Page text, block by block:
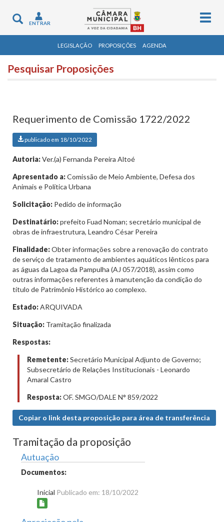
Toggle
navigation
ENTRAR
LEGISLAÇÃO PROPOSIÇÕES AGENDA
Pesquisar Proposições
Requerimento de Comissão 1722/2022
publicado em 18/10/2022
Autoria:Ver.(a) Fernanda Pereira Altoé
Apresentado a:Comissão de Meio Ambiente, Defesa dos
Animais e Política Urbana
Solicitação: Pedido de informação
Destinatário:prefeito Fuad Noman; secretário municipal de
obras de infraestrutura, Leandro César Pereira
Finalidade:Obter informações sobre a renovação do contrato
de serviço de tratamento de ambientes aquáticos lênticos para
as águas da Lagoa da Pampulha (AJ 057/2018), assim como
outras informações referentes à manutenção da condição do
título de Patrimônio Histórico ao complexo.
Estado:ARQUIVADA
Situação: Tramitação finalizada
Respostas:
Remetente:Secretário Municipal Adjunto de Governo;
Subsecretário de Relações Institucionais - Leonardo
Amaral Castro
Resposta:OF. SMGO/DALE N° 859/2022
Copiar o link desta proposição para área de transferência
Tramitação da proposição
Autuação
Documentos:
Inicial Publicado em: 18/10/2022